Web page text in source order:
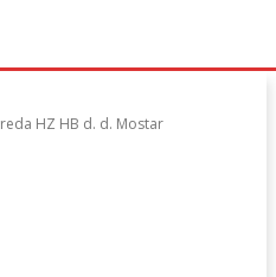
HZ HB d. d. Mostar